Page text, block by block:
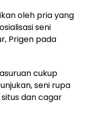
oleh pria yang
seni
Prigen pada
cukup
seni rupa
dan cagar